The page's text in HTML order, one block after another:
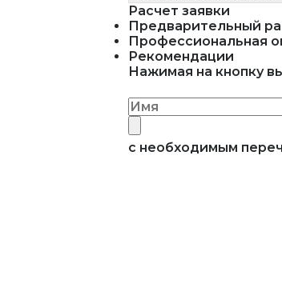
Расчет заявки
Предварительный
Профессиональная
Рекомендации
Нажимая на кнопку
с необходимым